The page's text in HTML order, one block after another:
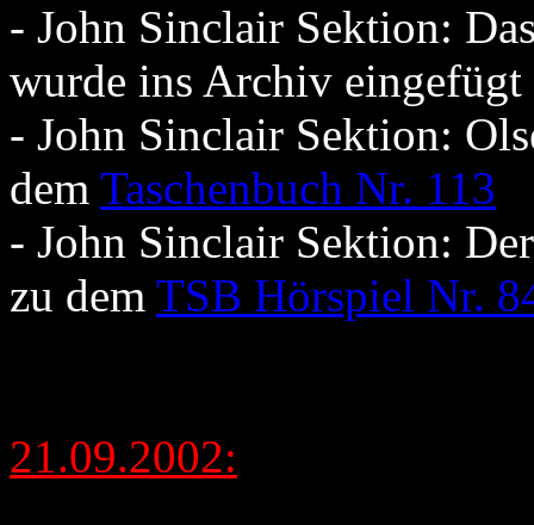
- John Sinclair Sektion:
wurde ins Archiv eingefügt
- John Sinclair Sektion:
dem Taschenbuch Nr. 113
- John Sinclair Sektion:
zu dem TSB Hörspiel Nr.
21.09.2002: